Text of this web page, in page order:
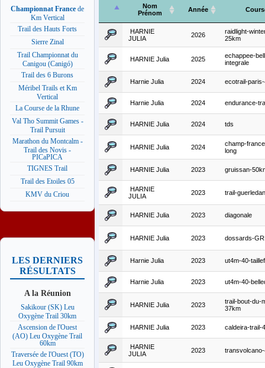
Championnat France de
Km Vertical
Trail des Hauts Forts
Sierre Zinal
Trail Championnat du
Canigou (Canigó)
Trail des 6 Burons
Méribel Trails et Km
Vertical
La Course de la Rhune
Val Tho Summit Games -
Trail Pursuit
Marathon du Montcalm -
Trail des Novis -
PICaPICA
TIGNES Trail
Trail des Etoiles 05
KMV du Criou
LES DERNIERS
RÉSULTATS
A la Réunion
Sakikour (SK) Leu
Oxygène Trail 30km
Ascension de l'Ouest
(AO) Leu Oxygène Trail
60km
Traversée de l'Ouest (TO)
Leu Oxygène Trail 90km
Nom
Prénom
Année
HARNIE
JULIA
2026
raidlight-
25km
HARNIE Julia 2025
echappee-
integrale
Harnie Julia 2024 ecotrail-
Harnie Julia 2024 endurance-
HARNIE Julia 2024 tds
HARNIE Julia 2024
champ-
long
HARNIE Julia 2023 gruissan-
HARNIE
JULIA
2023 trail-
HARNIE Julia 2023 diagonale
HARNIE Julia 2023 dossards-
Harnie Julia 2023 ut4m-40-
Harnie Julia 2023 ut4m-40-
HARNIE Julia 2023
trail-bout-du-
37km
HARNIE Julia 2023 caldeira-trail-
HARNIE
JULIA
2023